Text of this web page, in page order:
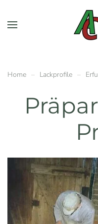
Skip to main content
Home Lackprofile